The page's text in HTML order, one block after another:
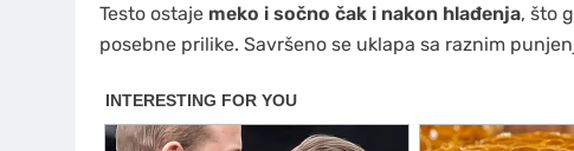
Testo ostaje meko i sočno čak i nakon hlađenja, što
posebne prilike. Savršeno se uklapa sa raznim